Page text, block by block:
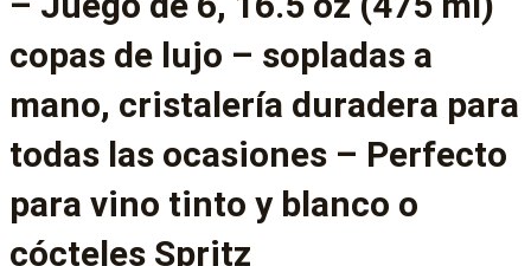
copas de lujo – sopladas a
mano, cristalería duradera para
todas las ocasiones – Perfecto
para vino tinto y blanco o
cócteles Spritz